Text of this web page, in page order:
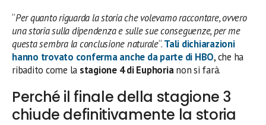
“Per quanto riguarda la storia che volevamo raccontare, ovvero
una storia sulla dipendenza e sulle sue conseguenze, per me
questa sembra la conclusione naturale“.Tali dichiarazioni
hanno trovato conferma anche da parte di HBO, che ha
ribadito come la stagione 4 di Euphorianon si farà.
Perché il finale della stagione 3
chiude definitivamente la storia